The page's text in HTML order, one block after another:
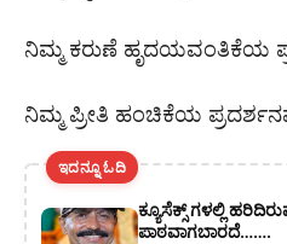
ನಿಮ್ಮ ಕರುಣೆ ಹೃದಯವಂತಿಕೆಯ
ನಿಮ್ಮ ಪ್ರೀತಿ ಹಂಚಿಕೆಯ
ಇದನ್ನೂ ಓದಿ
ಕ್ಯೂಸೆಕ್ಸ್ ಗಳಲ್ಲಿ
ಪಾಠವಾಗಬಾರದೆ…….